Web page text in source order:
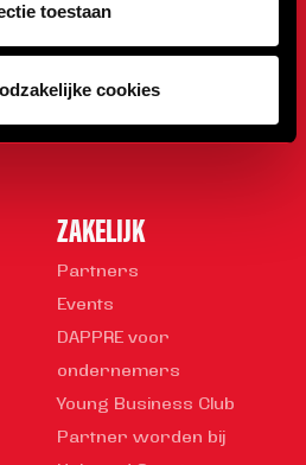
toestaan
cookies
Stand
ZAKELIJK
Partners
Events
DAPPRE voor
ondernemers
Young Business Club
Partner worden bij